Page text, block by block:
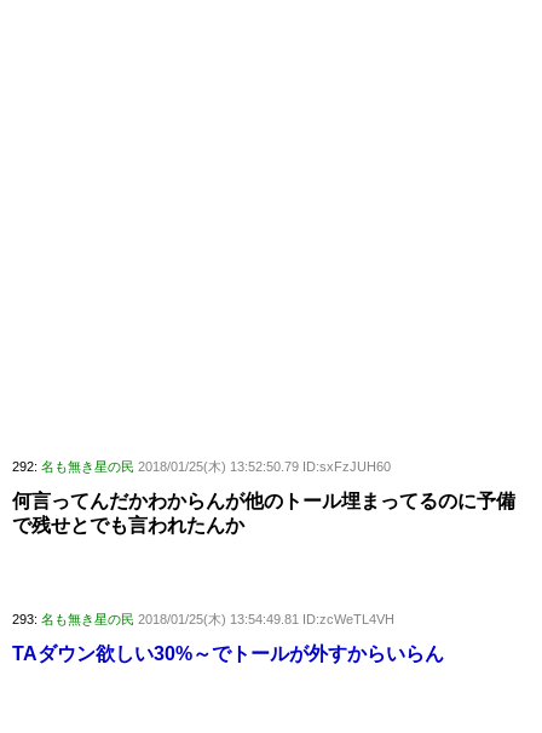
292: 名も無き星の民 2018/01/25(木) 13:52:50.79 ID:sxFzJUH60
何言ってんだかわからんが他のトール埋まってるのに予備
で残せとでも言われたんか
293: 名も無き星の民 2018/01/25(木) 13:54:49.81 ID:zcWeTL4VH
TAダウン欲しい30%～でトールが外すからいらん